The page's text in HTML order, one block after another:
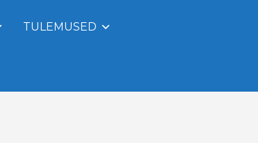
TULEMUSED